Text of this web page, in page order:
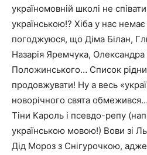
україномовній школі не
українською!? Хіба у нас
погоджуюся, що Діма Білан,
Назарія Яремчука,
Положинського… Список
продовжувати! Ну а весь
новорічного свята
Тіни Кароль і псевдо-репу
українською мовою!) Вови зі
Дід Мороз з Снігурочкою, адже